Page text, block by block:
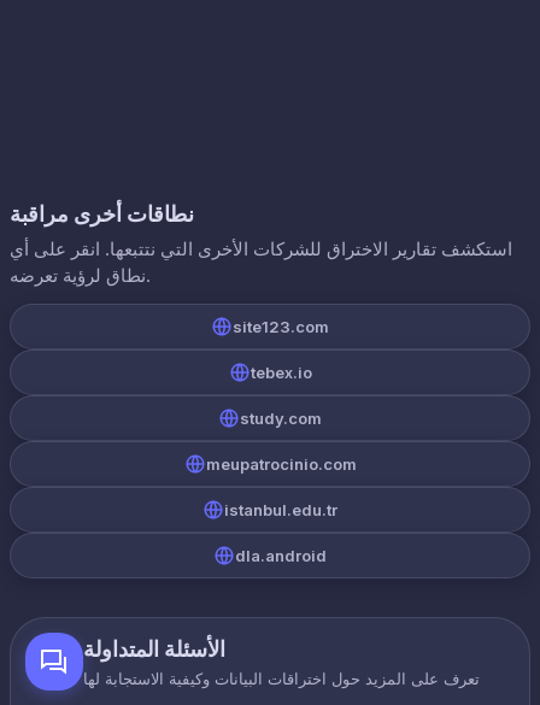
نطاقات أخرى مراقبة
استكشف تقارير الاختراق للشركات الأخرى التي نتتبعها. انقر على أي
نطاق لرؤية تعرضه.
site123.com
tebex.io
study.com
meupatrocinio.com
istanbul.edu.tr
dla.android
الأسئلة المتداولة
تعرف على المزيد حول اختراقات البيانات وكيفية الاستجابة لها